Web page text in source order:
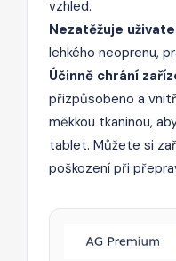
vzhled.
Nezatěžuje
lehkého neoprenu,
Účinně chrání
přizpůsobeno a
měkkou tkaninou,
tablet. Můžete si
poškození při